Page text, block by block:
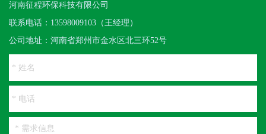
河南征程环保科技有限公司
联系电话：13598009103（王经理）
公司地址：河南省郑州市金水区北三环52号